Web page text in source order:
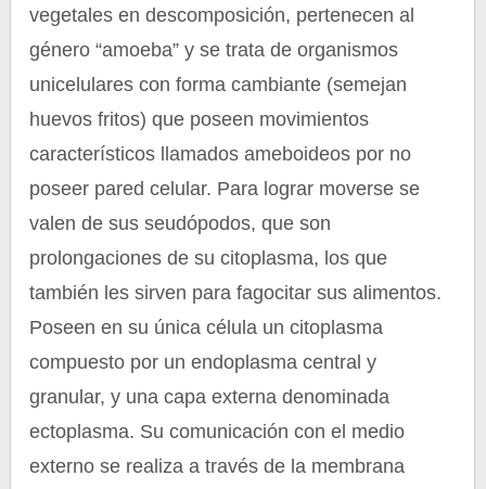
vegetales en descomposición, pertenecen al
género “amoeba” y se trata de organismos
unicelulares con forma cambiante (semejan
huevos fritos) que poseen movimientos
característicos llamados ameboideos por no
poseer pared celular. Para lograr moverse se
valen de sus seudópodos, que son
prolongaciones de su citoplasma, los que
también les sirven para fagocitar sus alimentos.
Poseen en su única célula un citoplasma
compuesto por un endoplasma central y
granular, y una capa externa denominada
ectoplasma. Su comunicación con el medio
externo se realiza a través de la membrana